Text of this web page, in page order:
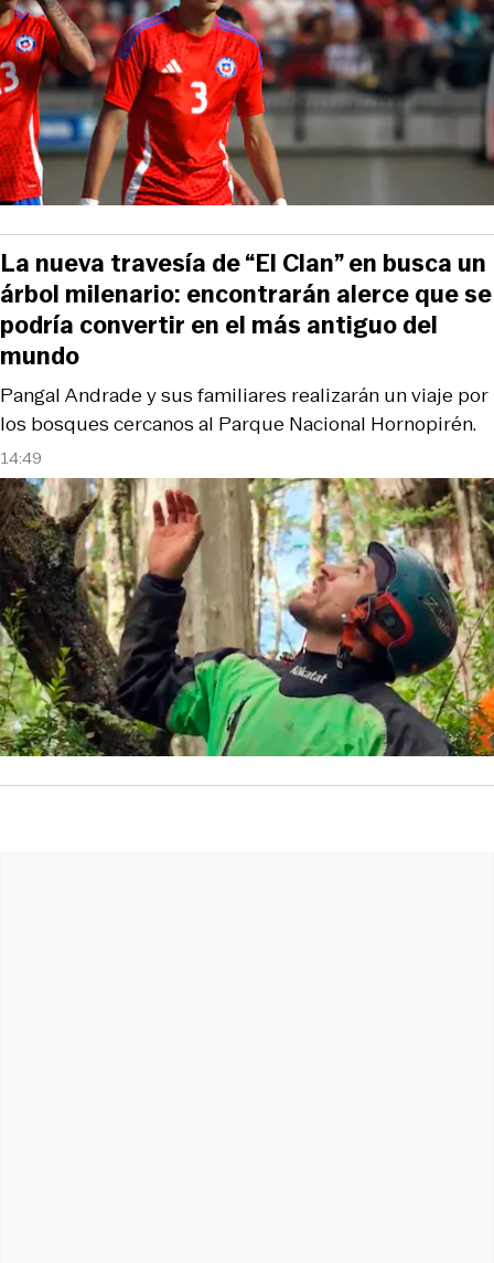
14:49
Pangal Andrade y sus familiares realizarán un viaje por
los bosques cercanos al Parque Nacional Hornopirén.
La nueva travesía de “El Clan” en busca un
árbol milenario: encontrarán alerce que se
podría convertir en el más antiguo del
mundo